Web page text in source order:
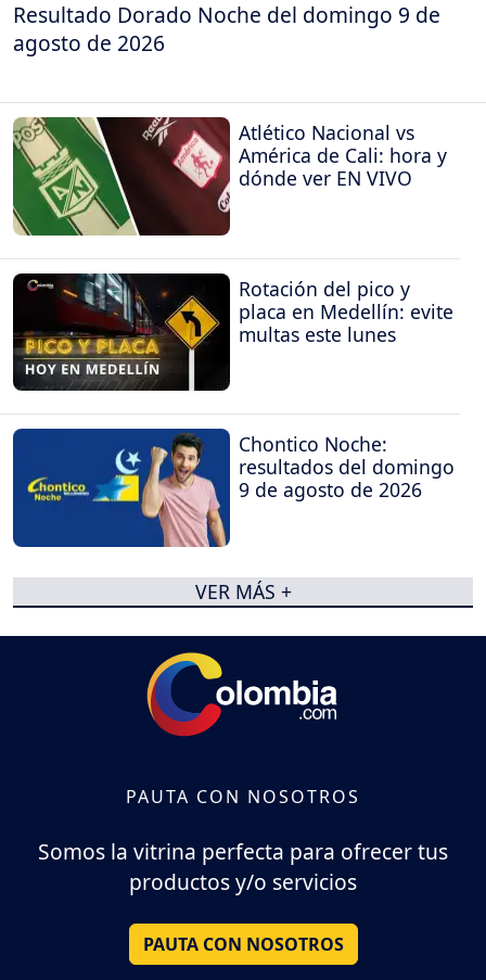
Resultado Dorado Noche del domingo 9 de
agosto de 2026
Atlético Nacional vs
América de Cali: hora y
dónde ver EN VIVO
Rotación del pico y
placa en Medellín: evite
multas este lunes
Chontico Noche:
resultados del domingo
9 de agosto de 2026
VER MÁS +
PAUTA CON NOSOTROS
Somos la vitrina perfecta para ofrecer tus
productos y/o servicios
PAUTA CON NOSOTROS